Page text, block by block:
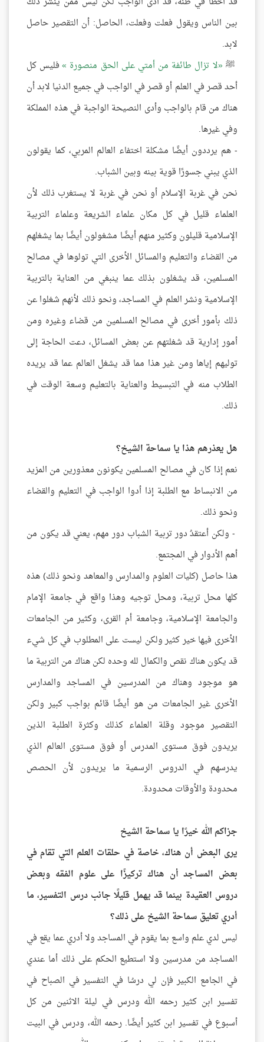
بين الناس ويقول فعلت وفعلت، الحاصل: أن التقصير حاصل
لابد.
ﷺ لا تزال طائفة من أمتي على الحق منصورة فليس كل
أحد قصر في العلم أو قصر في الواجب في جميع الدنيا لابد أن
هناك من قام بالواجب وأدى النصيحة الواجبة في هذه المملكة
وفي غيرها.
- هم يرددون أيضًا مشكلة اختفاء العالم المربي، كما يقولون
الذي يبني جسورًا قوية بينه وبين الشباب.
نحن في غربة الإسلام أو نحن في غربة لا يستغرب ذلك لأن
العلماء قليل في كل مكان علماء الشريعة وعلماء التربية
الإسلامية قليلون وكثير منهم أيضًا مشغولون أيضًا بما يشغلهم
من القضاء والتعليم والمسائل الأخرى التي تولوها في مصالح
المسلمين، قد يشغلون بذلك عما ينبغي من العناية بالتربية
الإسلامية ونشر العلم في المساجد، ونحو ذلك لأنهم شغلوا عن
ذلك بأمور أخرى في مصالح المسلمين من قضاء وغيره ومن
أمور إدارية قد شغلتهم عن بعض المسائل، دعت الحاجة إلى
توليهم إياها ومن غير هذا مما قد يشغل العالم عما قد يريده
الطلاب منه في التبسيط والعناية بالتعليم وسعة الوقت في
ذلك.
هل يعذرهم هذا يا سماحة الشيخ؟
نعم إذا كان في مصالح المسلمين يكونون معذورين من المزيد
من الانبساط مع الطلبة إذا أدوا الواجب في التعليم والقضاء
ونحو ذلك.
- ولكن أعتقدُ دور تربية الشباب دور مهم، يعني قد يكون من
أهم الأدوار في المجتمع.
هذا حاصل (كليات العلوم والمدارس والمعاهد ونحو ذلك) هذه
كلها محل تربية، ومحل توجيه وهذا واقع في جامعة الإمام
والجامعة الإسلامية، وجامعة أم القرى، وكثير من الجامعات
الأخرى فيها خير كثير ولكن ليست على المطلوب في كل شيء
قد يكون هناك نقص والكمال لله وحده لكن هناك من التربية ما
هو موجود وهناك من المدرسين في المساجد والمدارس
الأخرى غير الجامعات من هو أيضًا قائم بواجب كبير ولكن
التقصير موجود وقلة العلماء كذلك وكثرة الطلبة الذين
يريدون فوق مستوى المدرس أو فوق مستوى العالم الذي
يدرسهم في الدروس الرسمية ما يريدون لأن الحصص
محدودة والأوقات محدودة.
جزاكم الله خيرًا يا سماحة الشيخ
يرى البعض أن هناك، خاصة في حلقات العلم التي تقام في
بعض المساجد أن هناك تركيزًا على علوم الفقه وبعض
دروس العقيدة بينما قد يهمل قليلًا جانب درس التفسير، ما
أدري تعليق سماحة الشيخ على ذلك؟
ليس لدي علم واسع بما يقوم في المساجد ولا أدري عما يقع في
المساجد من مدرسين ولا استطيع الحكم على ذلك أما عندي
في الجامع الكبير فإن لي درسُا في التفسير في الصباح في
تفسير ابن كثير رحمه الله ودرس في ليلة الاثنين من كل
أسبوع في تفسير ابن كثير أيضًا. رحمه الله، ودرس في البيت